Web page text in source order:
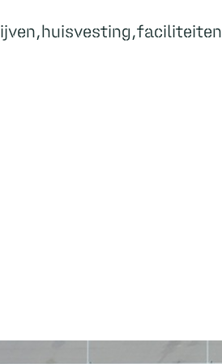
huisvesting faciliteiten